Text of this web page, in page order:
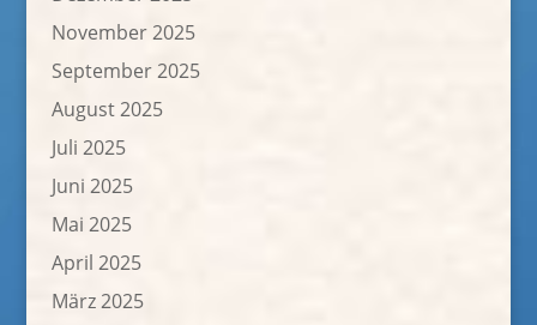
November 2025
September 2025
August 2025
Juli 2025
Juni 2025
Mai 2025
April 2025
März 2025